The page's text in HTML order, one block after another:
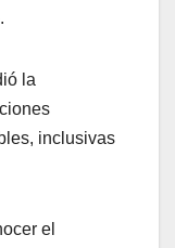
la
inclusivas
el